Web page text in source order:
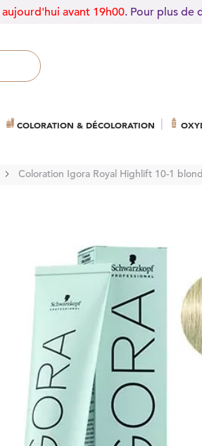
aujourd'hui avant 19h00. Pour plus de
COLORATION & DÉCOLORATION
Coloration Igora Royal Highlift 10-1